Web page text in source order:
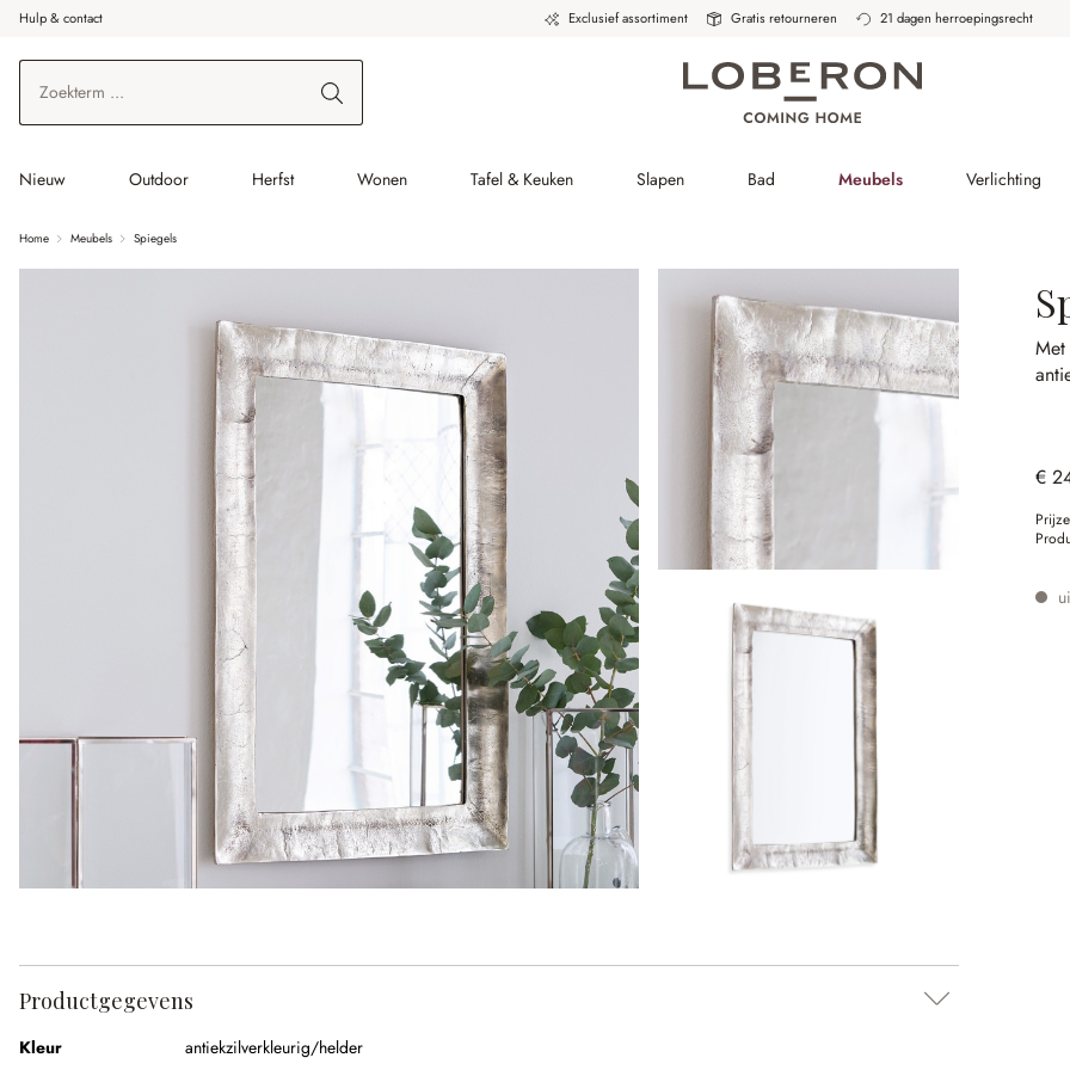
de hoofdinhoud
Ga naar zoeken
Ga naar de hoofdnavigatie
Hulp & contact Exclusief assortiment Gratis retourneren 21 dagen herroepingsrecht
Nieuw Outdoor Herfst Wonen Tafel & Keuken Slapen Bad Meubels Verlichting
Home Meubels Spiegels
€
Productgegevens
Kleur
antiekzilverkleurig/helder